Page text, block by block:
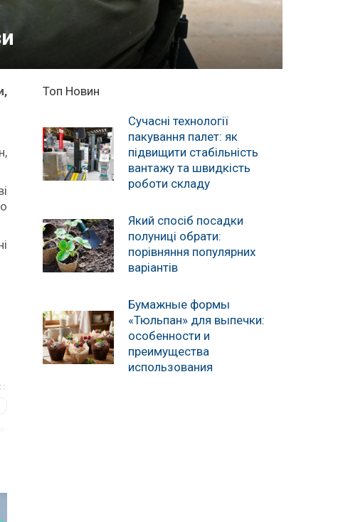
Топ Новин
Сучасні технології
пакування палет: як
підвищити стабільність
вантажу та швидкість
роботи складу
Який спосіб посадки
полуниці обрати:
порівняння популярних
варіантів
Бумажные формы
«Тюльпан» для выпечки:
особенности и
преимущества
использования